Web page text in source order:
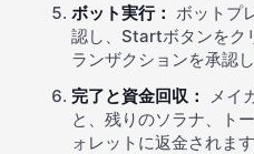
ボット実行： ボットプ
認し、Startボタンをク
ランザクションを承認し
完了と資金回収：
メイ
と、残りのソラナ、ト
ォレットに返金されます